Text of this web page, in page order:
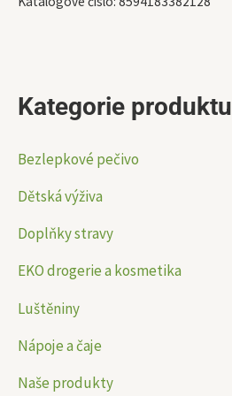
Kategorie produktu
Bezlepkové pečivo
Dětská výživa
Doplňky stravy
EKO drogerie a kosmetika
Luštěniny
Nápoje a čaje
Naše produkty